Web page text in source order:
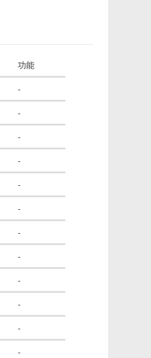
功能
-
-
-
-
-
-
-
-
-
-
-
-